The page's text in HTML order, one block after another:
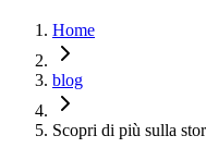
Home
blog
Scopri di più sulla